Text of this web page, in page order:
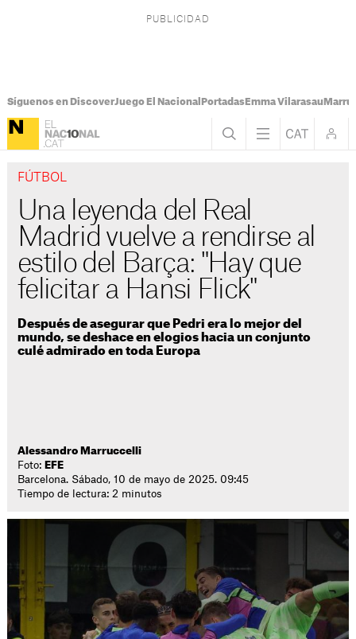
Síguenos en DiscoverJuego El Nacional PortadasEmma Vilarasau
FÚTBOL
Una leyenda del Real
Madrid vuelve a rendirse al
estilo del Barça: "Hay que
felicitar a Hansi Flick"
Después de asegurar que Pedri era lo mejor del
mundo, se deshace en elogios hacia un conjunto
culé admirado en toda Europa
Alessandro Marruccelli
Foto: EFE
Barcelona. Sábado, 10 de mayo de 2025. 09:45
Tiempo de lectura: 2 minutos